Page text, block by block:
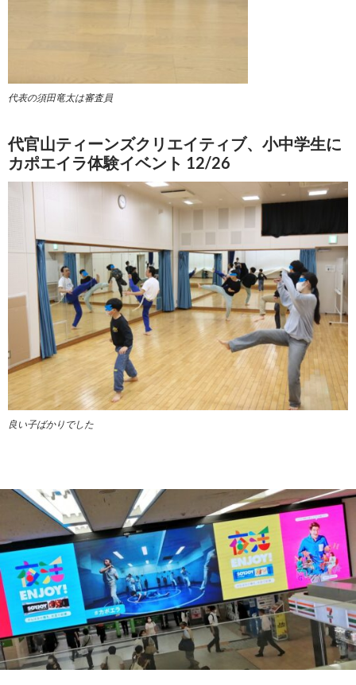
代表の須田竜太は審査員
代官山ティーンズクリエイティブ、小中学生に
カポエイラ体験イベント 12/26
良い子ばかりでした